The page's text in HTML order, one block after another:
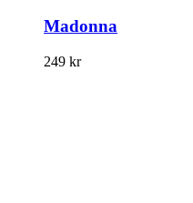
Madonna
249 kr